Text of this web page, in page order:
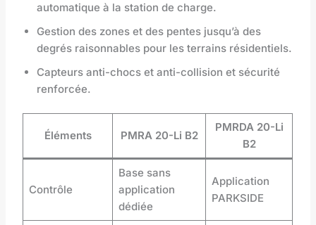
automatique à la station de charge.
Gestion des zones et des pentes jusqu’à des
degrés raisonnables pour les terrains résidentiels.
Capteurs anti-chocs et anti-collision et sécurité
renforcée.
Éléments PMRA 20-Li B2
PMRDA 20-Li
B2
Contrôle
Base sans
application
dédiée
Application
PARKSIDE